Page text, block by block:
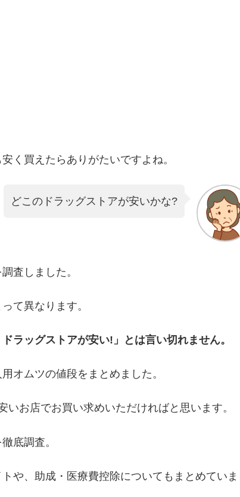
く買えたらありがたいですよね。
どこのドラッグストアが安いかな?
査しました。
て異なります。
ラッグストアが安い!」とは言い切れません。
オムツの値段をまとめました。
お店でお買い求めいただければと思います。
底調査。
や、助成・医療費控除についてもまとめていま